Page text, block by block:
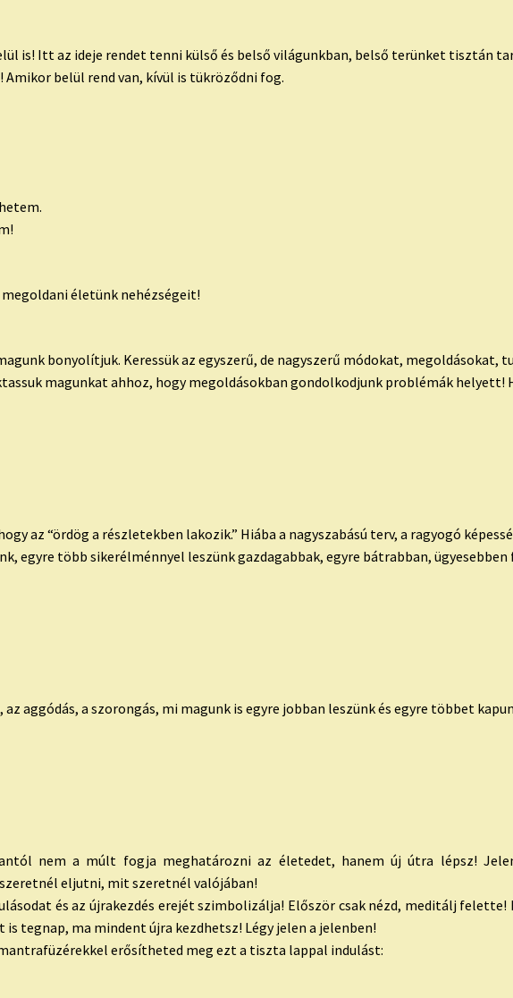
is! Itt az ideje rendet tenni külső és belső világunkban, belső terünket tisztán
belül rend van, kívül is tükröződni fog.
életünk nehézségeit!
bonyolítjuk. Keressük az egyszerű, de nagyszerű módokat, megoldásokat,
magunkat ahhoz, hogy megoldásokban gondolkodjunk problémák helyett!
az “ördög a részletekben lakozik.” Hiába a nagyszabású terv, a ragyogó
egyre több sikerélménnyel leszünk gazdagabbak, egyre bátrabban,
aggódás, a szorongás, mi magunk is egyre jobban leszünk és egyre többet
nem a múlt fogja meghatározni az életedet, hanem új útra lépsz!
eljutni, mit szeretnél valójában!
és az újrakezdés erejét szimbolizálja! Először csak nézd, meditálj felette!
tegnap, ma mindent újra kezdhetsz! Légy jelen a jelenben!
erősítheted meg ezt a tiszta lappal indulást: